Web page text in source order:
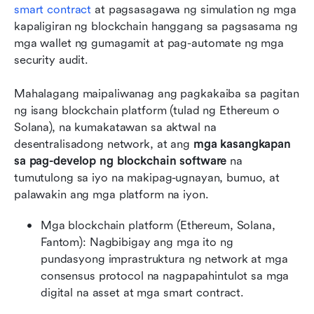
smart contract at pagsasagawa ng simulation ng mga
kapaligiran ng blockchain hanggang sa pagsasama ng
mga wallet ng gumagamit at pag-automate ng mga
security audit.
Mahalagang maipaliwanag ang pagkakaiba sa pagitan
ng isang blockchain platform (tulad ng Ethereum o
Solana), na kumakatawan sa aktwal na
desentralisadong network, at ang mga kasangkapan
sa pag-develop ng blockchain software na
tumutulong sa iyo na makipag-ugnayan, bumuo, at
palawakin ang mga platform na iyon.
Mga blockchain platform (Ethereum, Solana,
Fantom): Nagbibigay ang mga ito ng
pundasyong imprastruktura ng network at mga
consensus protocol na nagpapahintulot sa mga
digital na asset at mga smart contract.